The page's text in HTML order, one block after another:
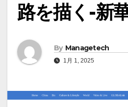
路を描く-新
By Managetech
1月 1, 2025